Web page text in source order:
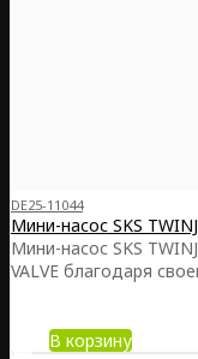
DE25-11044
Мини-насос SKS
Мини-насос SKS
VALVE благодаря
В корзину